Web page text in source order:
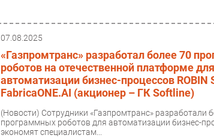
07.08.2025
«Газпромтранс» разработал более 70
роботов на отечественной платформе для
автоматизации бизнес-процессов ROBIN
FabricaONE.AI (акционер – ГК Softline)
(Новости) Сотрудники «Газпромтранс» разработали
программных роботов для автоматизации бизнес-
экономят специалистам...